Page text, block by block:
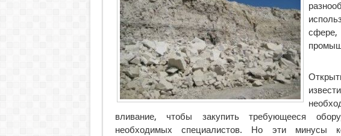
вливание, чтобы закупить требующееся
необходимых специалистов. Но эти минусы